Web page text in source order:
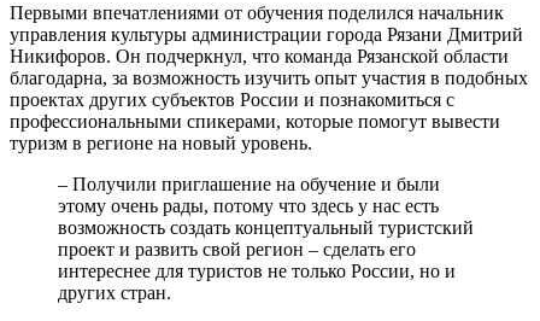
Первыми впечатлениями от обучения поделился начальник
управления культуры администрации города Рязани Дмитрий
Никифоров. Он подчеркнул, что команда Рязанской области
благодарна, за возможность изучить опыт участия в подобных
проектах других субъектов России и познакомиться с
профессиональными спикерами, которые помогут вывести
туризм в регионе на новый уровень.
– Получили приглашение на обучение и были
этому очень рады, потому что здесь у нас есть
возможность создать концептуальный туристский
проект и развить свой регион – сделать его
интереснее для туристов не только России, но и
других стран.